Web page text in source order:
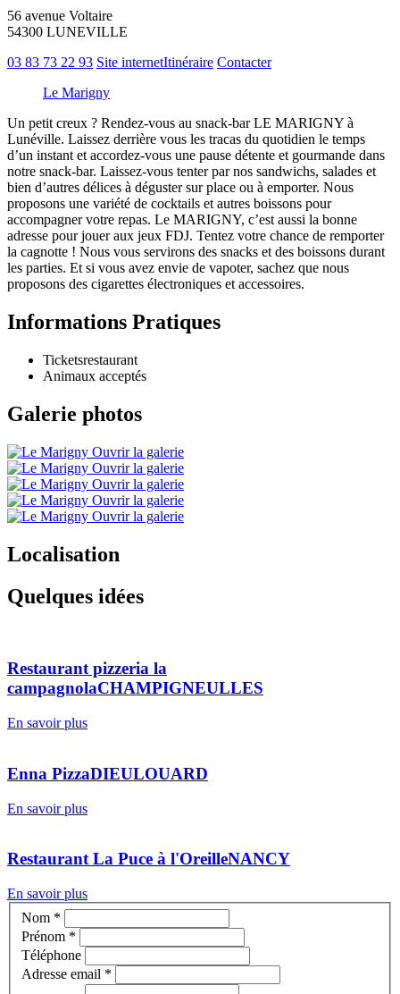
56 avenue Voltaire
54300 LUNEVILLE
03 83 73 22 93 Site internetItinéraire Contacter
Le Marigny
Un petit creux ? Rendez-vous au snack-bar LE MARIGNY à
Lunéville. Laissez derrière vous les tracas du quotidien le temps
d’un instant et accordez-vous une pause détente et gourmande dans
notre snack-bar. Laissez-vous tenter par nos sandwichs, salades et
bien d’autres délices à déguster sur place ou à emporter. Nous
proposons une variété de cocktails et autres boissons pour
accompagner votre repas. Le MARIGNY, c’est aussi la bonne
adresse pour jouer aux jeux FDJ. Tentez votre chance de remporter
la cagnotte ! Nous vous servirons des snacks et des boissons durant
les parties. Et si vous avez envie de vapoter, sachez que nous
proposons des cigarettes électroniques et accessoires.
Informations Pratiques
Tickets­restaurant
Animaux acceptés
Galerie photos
Ouvrir la galerie
Ouvrir la galerie
Ouvrir la galerie
Ouvrir la galerie
Ouvrir la galerie
Localisation
Quelques idées
Restaurant pizzeria la
campagnolaCHAMPIGNEULLES
En savoir plus
Enna PizzaDIEULOUARD
En savoir plus
Restaurant La Puce à l'OreilleNANCY
En savoir plus
Nom *
Prénom *
Téléphone
Adresse email *